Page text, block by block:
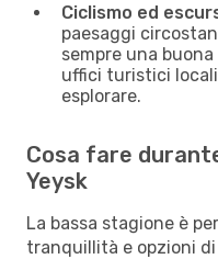
Ciclismo ed
paesaggi
sempre una
uffici turistici
esplorare.
Cosa fare
Yeysk
La bassa stagione è
tranquillità e opzioni di